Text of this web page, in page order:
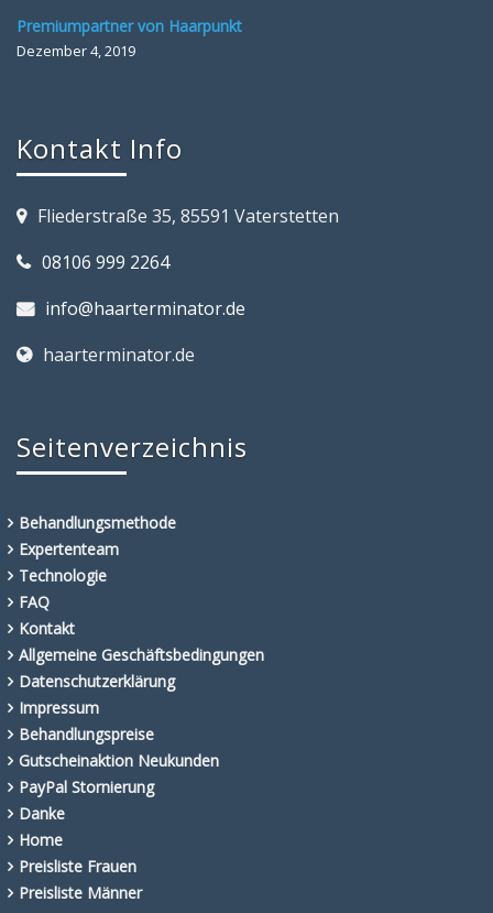
Premiumpartner von Haarpunkt
Dezember 4, 2019
Kontakt Info
Fliederstraße 35, 85591 Vaterstetten
08106 999 2264
info@haarterminator.de
haarterminator.de
Seitenverzeichnis
Behandlungsmethode
Expertenteam
Technologie
FAQ
Kontakt
Allgemeine Geschäftsbedingungen
Datenschutzerklärung
Impressum
Behandlungspreise
Gutscheinaktion Neukunden
PayPal Stornierung
Danke
Home
Preisliste Frauen
Preisliste Männer